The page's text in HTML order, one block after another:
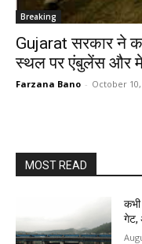
Breaking
Gujarat सरकार ने
स्थल पर एंबुलेंस और
Farzana Bano - October 10,
MOST READ
कभी
गेट,